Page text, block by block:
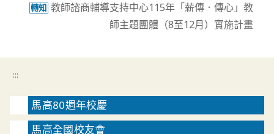
轉知 教師諮商輔導支持中心115年「薪傳．傳心」教
師主題團體（8至12月）實施計畫
:::
馬高80週年校慶
馬高全國校友會